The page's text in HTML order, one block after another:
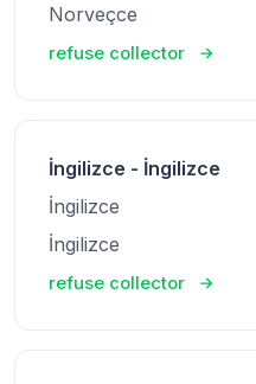
Norveçce
refuse collector
İngilizce - İngilizce
İngilizce
İngilizce
refuse collector